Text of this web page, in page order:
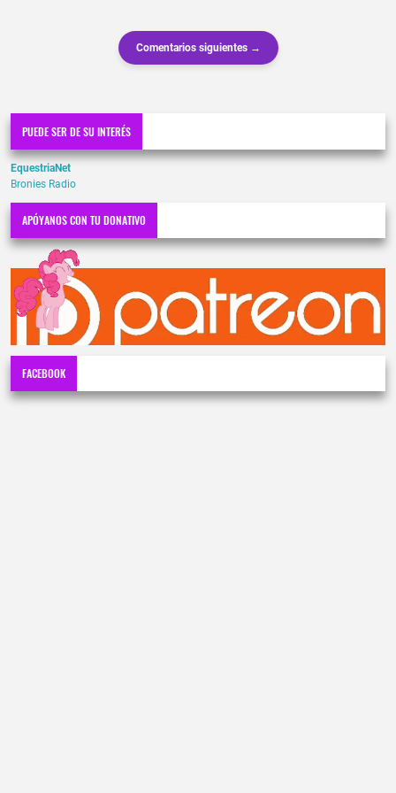
Comentarios siguientes →
PUEDE SER DE SU INTERÉS
EquestriaNet
Bronies Radio
APÓYANOS CON TU DONATIVO
FACEBOOK